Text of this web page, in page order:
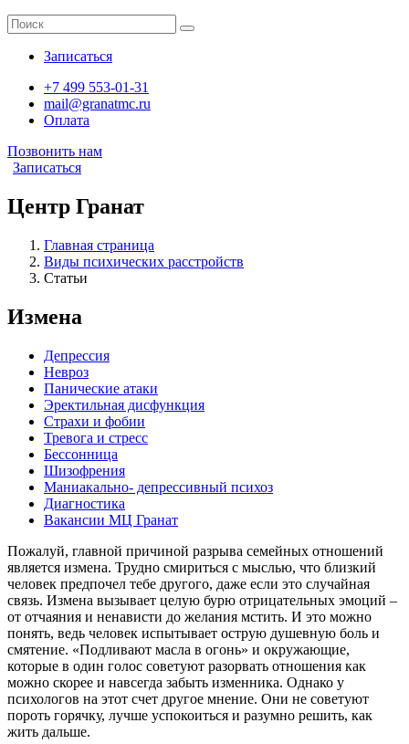
Записаться
+7 499 553-01-31
mail@granatmc.ru
Оплата
Позвонить нам
Записаться
Центр Гранат
Главная страница
Виды психических расстройств
Статьи
Измена
Депрессия
Невроз
Панические атаки
Эректильная дисфункция
Страхи и фобии
Тревога и стресс
Бессонница
Шизофрения
Маниакально- депрессивный психоз
Диагностика
Вакансии МЦ Гранат
Пожалуй, главной причиной разрыва семейных отношений
является измена. Трудно смириться с мыслью, что близкий
человек предпочел тебе другого, даже если это случайная
связь. Измена вызывает целую бурю отрицательных эмоций –
от отчаяния и ненависти до желания мстить. И это можно
понять, ведь человек испытывает острую душевную боль и
смятение. «Подливают масла в огонь» и окружающие,
которые в один голос советуют разорвать отношения как
можно скорее и навсегда забыть изменника. Однако у
психологов на этот счет другое мнение. Они не советуют
пороть горячку, лучше успокоиться и разумно решить, как
жить дальше.